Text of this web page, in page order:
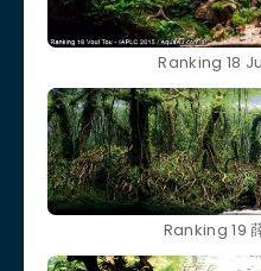
Ranking 18
Ranking 19